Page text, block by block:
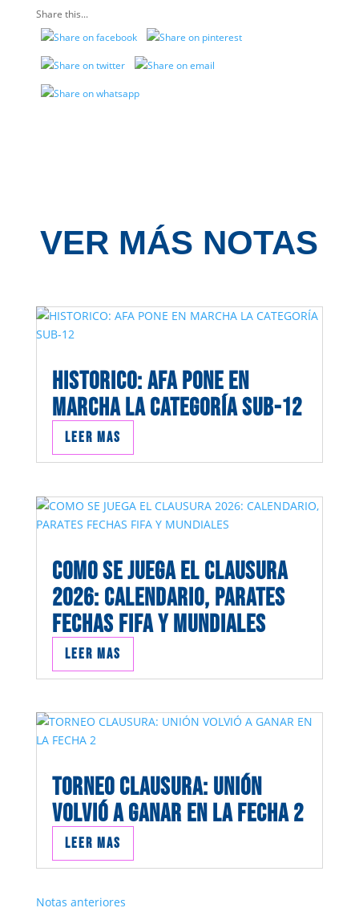
Share this...
VER MÁS NOTAS
HISTORICO: AFA PONE EN
MARCHA LA CATEGORÍA SUB-12
Leer mas
COMO SE JUEGA EL CLAUSURA
2026: CALENDARIO, PARATES
FECHAS FIFA Y MUNDIALES
Leer mas
TORNEO CLAUSURA: UNIÓN
VOLVIÓ A GANAR EN LA FECHA 2
Leer mas
Notas anteriores